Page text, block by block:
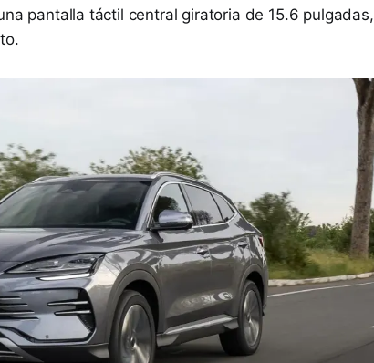
pantalla táctil central giratoria de 15.6 pulgadas,